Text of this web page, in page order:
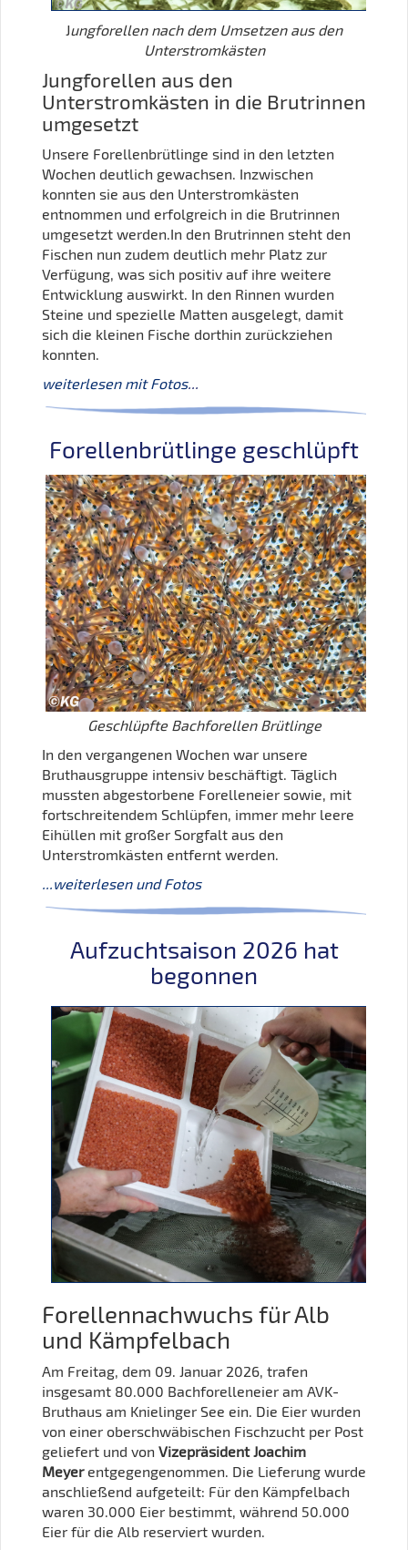
Jungforellen nach dem Umsetzen aus den
Unterstromkästen
Jungforellen aus den
Unterstromkästen in die Brutrinnen
umgesetzt
Unsere Forellenbrütlinge sind in den letzten
Wochen deutlich gewachsen. Inzwischen
konnten sie aus den Unterstromkästen
entnommen und erfolgreich in die Brutrinnen
umgesetzt werden.In den Brutrinnen steht den
Fischen nun zudem deutlich mehr Platz zur
Verfügung, was sich positiv auf ihre weitere
Entwicklung auswirkt. In den Rinnen wurden
Steine und spezielle Matten ausgelegt, damit
sich die kleinen Fische dorthin zurückziehen
konnten.
weiterlesen mit Fotos...
Forellenbrütlinge geschlüpft
Geschlüpfte Bachforellen Brütlinge
In den vergangenen Wochen war unsere
Bruthausgruppe intensiv beschäftigt. Täglich
mussten abgestorbene Forelleneier sowie, mit
fortschreitendem Schlüpfen, immer mehr leere
Eihüllen mit großer Sorgfalt aus den
Unterstromkästen entfernt werden.
...weiterlesen und Fotos
Aufzuchtsaison 2026 hat
begonnen
Forellennachwuchs für Alb
und Kämpfelbach
Am Freitag, dem 09. Januar 2026, trafen
insgesamt 80.000 Bachforelleneier am AVK-
Bruthaus am Knielinger See ein. Die Eier wurden
von einer oberschwäbischen Fischzucht per Post
geliefert und von Vizepräsident Joachim
Meyerentgegengenommen. Die Lieferung wurde
anschließend aufgeteilt: Für den Kämpfelbach
waren 30.000 Eier bestimmt, während 50.000
Eier für die Alb reserviert wurden.